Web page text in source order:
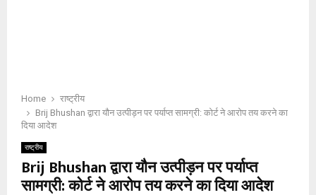
Home
राष्ट्रीय
Brij Bhushan द्वारा यौन उत्पीड़न पर पर्याप्त सामग्री: कोर्ट ने आरोप तय करने का
दिया आदेश
राष्ट्रीय
Brij Bhushan द्वारा यौन उत्पीड़न पर पर्याप्त
सामग्री: कोर्ट ने आरोप तय करने का दिया आदेश